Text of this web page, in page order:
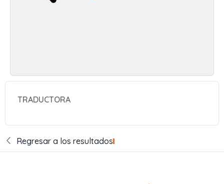
TRADUCTORA
Regresar a los resultados